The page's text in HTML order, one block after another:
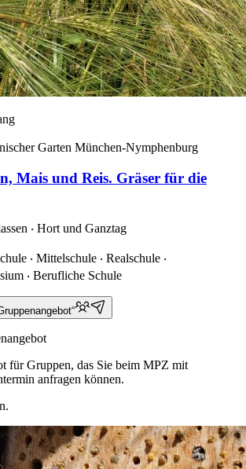
Garten München-Nymphenburg
Mais und Reis. Gräser für die
‧ Hort und Ganztag
‧ Mittelschule ‧ Realschule ‧
‧ Berufliche Schule
für Gruppen, das Sie beim MPZ mit
anfragen können.